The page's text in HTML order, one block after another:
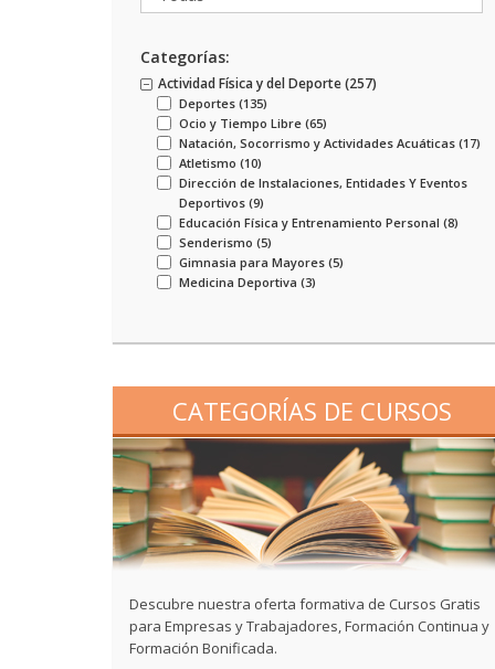
Categorías:
Actividad Física y del Deporte (257)
Deportes (135)
Ocio y Tiempo Libre (65)
Natación, Socorrismo y Actividades Acuáticas (17)
Atletismo (10)
Dirección de Instalaciones, Entidades Y Eventos
Deportivos (9)
Educación Física y Entrenamiento Personal (8)
Senderismo (5)
Gimnasia para Mayores (5)
Medicina Deportiva (3)
CATEGORÍAS DE CURSOS
Descubre nuestra oferta formativa de Cursos Gratis
para Empresas y Trabajadores, Formación Continua y
Formación Bonificada.